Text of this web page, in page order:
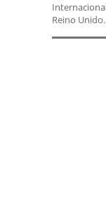
Reino Unido.